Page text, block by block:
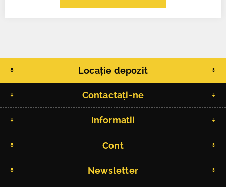
Locație depozit
Contactați-ne
Informatii
Cont
Newsletter